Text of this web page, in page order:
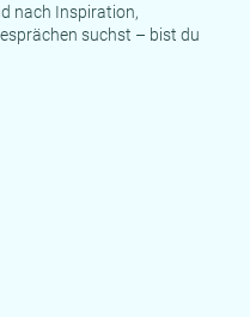
nach Inspiration,
suchst – bist du